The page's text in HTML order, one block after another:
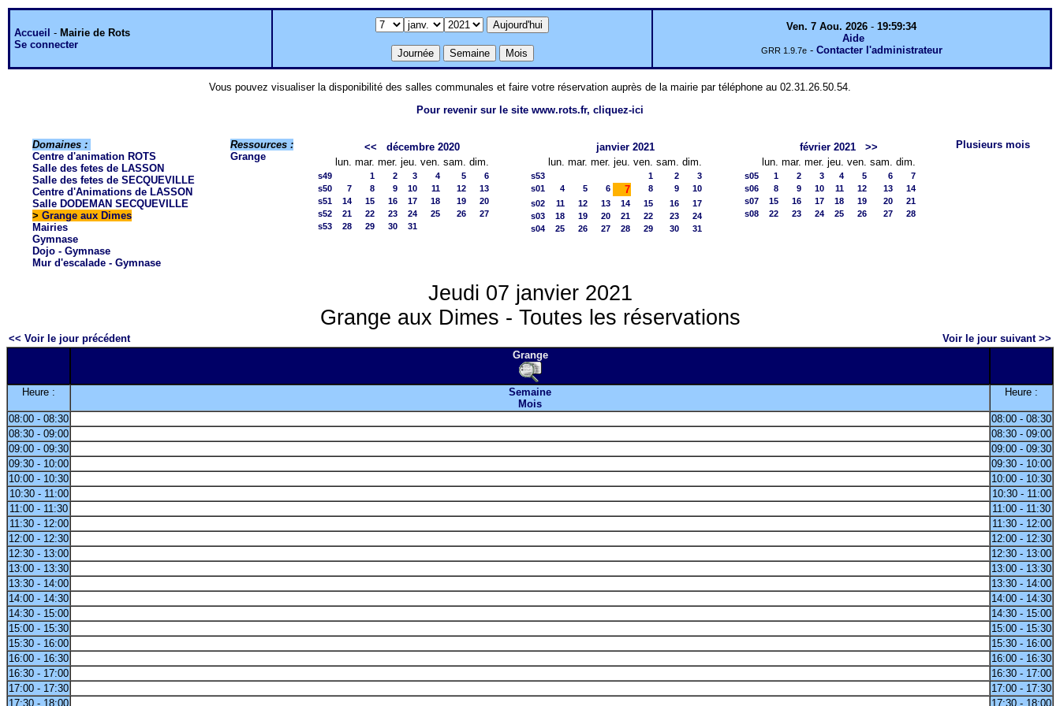
Accueil - Mairie de Rots
Se connecter
Ven. 7 Aou. 2026 - 19:59:34
Aide
GRR 1.9.7e- Contacter l'administrateur
Vous pouvez visualiser la disponibilité des salles communales et faire votre réservation auprès de la mairie par téléphone au 02.31.26.50.54.
Pour revenir sur le site www.rots.fr, cliquez-ici
Domaines :
Centre d'animation ROTS
Salle des fetes de LASSON
Salle des fetes de SECQUEVILLE
Centre d'Animations de LASSON
Salle DODEMAN SECQUEVILLE
> Grange aux Dimes
Mairies
Gymnase
Dojo - Gymnase
Mur d'escalade - Gymnase
Ressources :
Grange
<<
décembre 2020
lun. mar. mer. jeu. ven. sam. dim.
s49 1 2 3 4 5
6
s50
7 8 9 10 11 12
13
s51
14 15 16 17 18 19
20
s52
21 22 23 24 25 26
27
s53
28 29 30 31
janvier 2021
lun. mar. mer. jeu. ven. sam. dim.
s53 1 2
3
s01
4 5 6 7 8 9
10
s02
11 12 13 14 15 16
17
s03
18 19 20 21 22 23
24
s04
25 26 27 28 29 30 31
février 2021
>>
lun. mar. mer. jeu. ven. sam. dim.
s05 1 2 3 4 5 6
7
s06
8 9 10 11 12 13
14
s07
15 16 17 18 19 20
21
s08
22 23 24 25 26 27 28
Plusieurs mois
Jeudi 07 janvier 2021
Grange aux Dimes - Toutes les réservations
<< Voir le jour précédent
Voir le jour suivant >>
Grange
Heure :
Semaine
Mois
Heure :
08:00 - 08:30
08:00 - 08:30
08:30 - 09:00
08:30 - 09:00
09:00 - 09:30
09:00 - 09:30
09:30 - 10:00
09:30 - 10:00
10:00 - 10:30
10:00 - 10:30
10:30 - 11:00
10:30 - 11:00
11:00 - 11:30
11:00 - 11:30
11:30 - 12:00
11:30 - 12:00
12:00 - 12:30
12:00 - 12:30
12:30 - 13:00
12:30 - 13:00
13:00 - 13:30
13:00 - 13:30
13:30 - 14:00
13:30 - 14:00
14:00 - 14:30
14:00 - 14:30
14:30 - 15:00
14:30 - 15:00
15:00 - 15:30
15:00 - 15:30
15:30 - 16:00
15:30 - 16:00
16:00 - 16:30
16:00 - 16:30
16:30 - 17:00
16:30 - 17:00
17:00 - 17:30
17:00 - 17:30
17:30 - 18:00
17:30 - 18:00